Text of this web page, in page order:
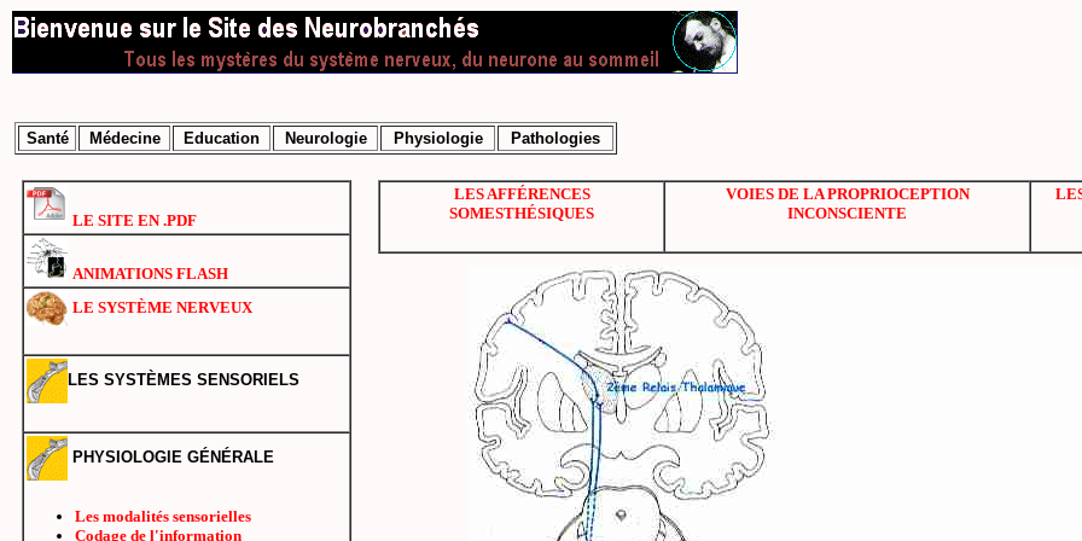
Santé Médecine Education Neurologie Physiologie Pathologies
LE SITE EN .PDF
ANIMATIONS FLASH
LE SYSTÈME NERVEUX
LES SYSTÈMES SENSORIELS
PHYSIOLOGIE GÉNÉRALE
Les modalités sensorielles
Codage de l'information
LES AFFÉRENCES
SOMESTHÉSIQUES
VOIES DE LA PROPRIOCEPTION
INCONSCIENTE